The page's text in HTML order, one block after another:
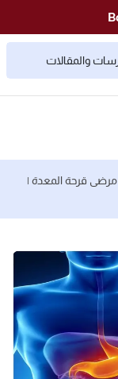
مرضى قرحة المعدة |